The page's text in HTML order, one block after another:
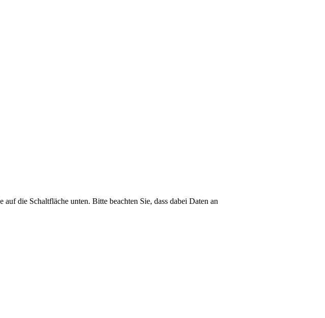
die Schaltfläche unten. Bitte beachten Sie, dass dabei Daten an